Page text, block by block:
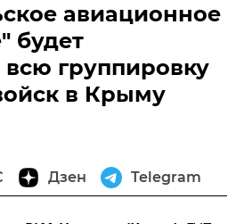
авиационное
будет
группировку
в Крыму
Дзен Telegram